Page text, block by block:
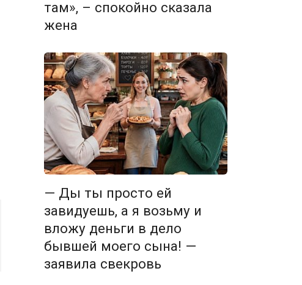
там», – спокойно сказала
жена
— Ды ты просто ей
завидуешь, а я возьму и
вложу деньги в дело
бывшей моего сына! —
заявила свекровь